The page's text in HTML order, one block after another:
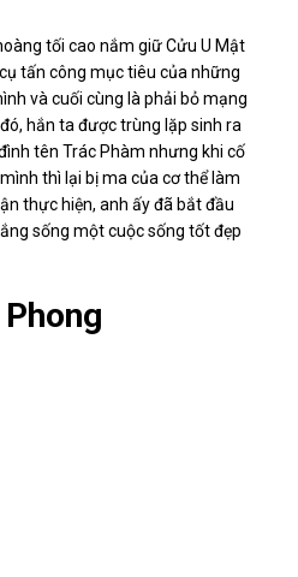
tối cao nắm giữ Cửu U Mật
tấn công mục tiêu của những
và cuối cùng là phải bỏ mạng
hắn ta được trùng lặp sinh ra
tên Trác Phàm nhưng khi cố
thì lại bị ma của cơ thể làm
thực hiện, anh ấy đã bắt đầu
sống một cuộc sống tốt đẹp